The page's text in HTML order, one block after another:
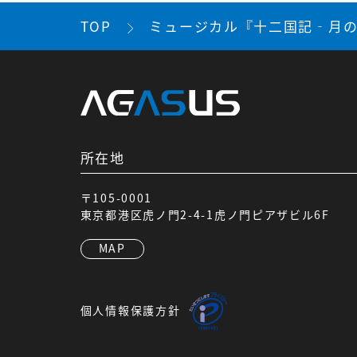
TOP ミュージカル『十二国記‐月
所在地
〒105-0001
東京都港区虎ノ門2-4-1虎ノ門ピアザビル6F
MAP
個人情報保護方針